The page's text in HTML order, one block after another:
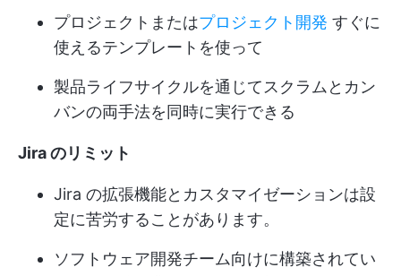
プロジェクトまたはプロジェクト開発 すぐに
使えるテンプレートを使って
製品ライフサイクルを通じてスクラムとカン
バンの両手法を同時に実行できる
Jira のリミット
Jira の拡張機能とカスタマイゼーションは設
定に苦労することがあります。
ソフトウェア開発チーム向けに構築されてい